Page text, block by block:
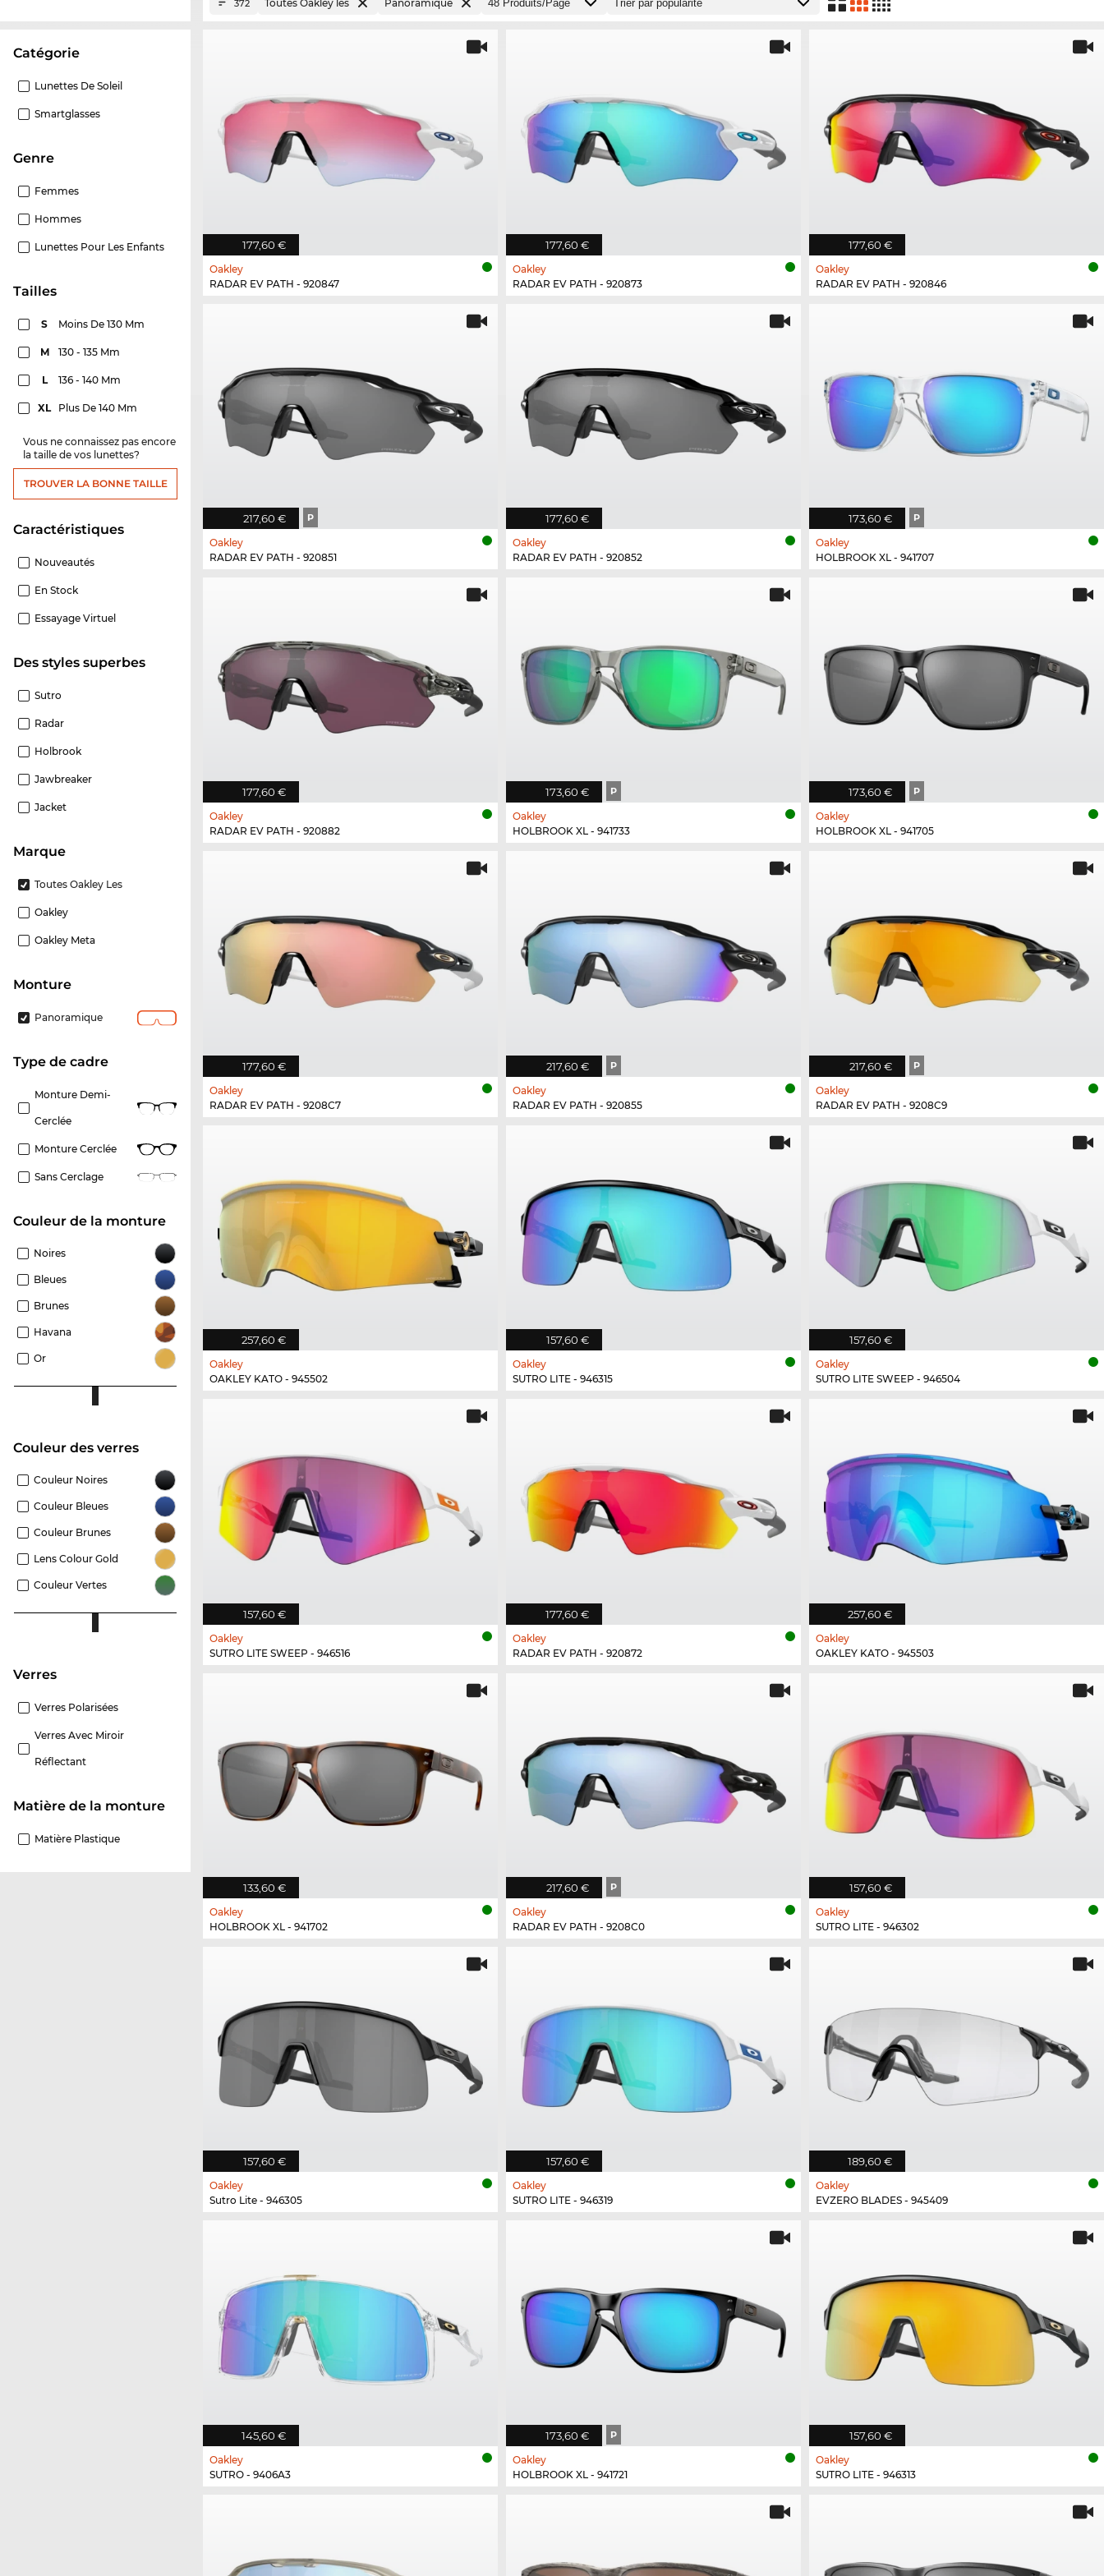
Catégorie
Lunettes De Soleil
Smartglasses
Genre
Femmes
Hommes
Lunettes Pour Les Enfants
Tailles
S Moins De 130 Mm
M 130 - 135 Mm
L 136 - 140 Mm
XL Plus De 140 Mm
Vous ne connaissez pas encore
la taille de vos lunettes?
TROUVER LA BONNE TAILLE
Caractéristiques
Nouveautés
En Stock
Essayage Virtuel
Des styles superbes
Sutro
Radar
Holbrook
Jawbreaker
Jacket
Marque
Toutes Oakley Les
Oakley
Oakley Meta
Monture
Panoramique
Type de cadre
Monture Demi-
Cerclée
Monture Cerclée
Sans Cerclage
Couleur de la monture
Noires
Bleues
Brunes
Havana
Or
Couleur des verres
Couleur Noires
Couleur Bleues
Couleur Brunes
Lens Colour Gold
Couleur Vertes
Verres
Verres Polarisées
Verres Avec Miroir
Réflectant
Matière de la monture
Matière Plastique
372 Toutes Oakley les Panoramique
177,60 €
Oakley
RADAR EV PATH - 920847
177,60 €
Oakley
RADAR EV PATH - 920873
177,60 €
Oakley
RADAR EV PATH - 920846
217,60 € P
Oakley
RADAR EV PATH - 920851
177,60 €
Oakley
RADAR EV PATH - 920852
173,60 € P
Oakley
HOLBROOK XL - 941707
177,60 €
Oakley
RADAR EV PATH - 920882
173,60 € P
Oakley
HOLBROOK XL - 941733
173,60 € P
Oakley
HOLBROOK XL - 941705
177,60 €
Oakley
RADAR EV PATH - 9208C7
217,60 € P
Oakley
RADAR EV PATH - 920855
217,60 € P
Oakley
RADAR EV PATH - 9208C9
257,60 €
Oakley
OAKLEY KATO - 945502
157,60 €
Oakley
SUTRO LITE - 946315
157,60 €
Oakley
SUTRO LITE SWEEP - 946504
157,60 €
Oakley
SUTRO LITE SWEEP - 946516
177,60 €
Oakley
RADAR EV PATH - 920872
257,60 €
Oakley
OAKLEY KATO - 945503
133,60 €
Oakley
HOLBROOK XL - 941702
217,60 € P
Oakley
RADAR EV PATH - 9208C0
157,60 €
Oakley
SUTRO LITE - 946302
157,60 €
Oakley
Sutro Lite - 946305
157,60 €
Oakley
SUTRO LITE - 946319
189,60 €
Oakley
EVZERO BLADES - 945409
145,60 €
Oakley
SUTRO - 9406A3
173,60 € P
Oakley
HOLBROOK XL - 941721
157,60 €
Oakley
SUTRO LITE - 946313